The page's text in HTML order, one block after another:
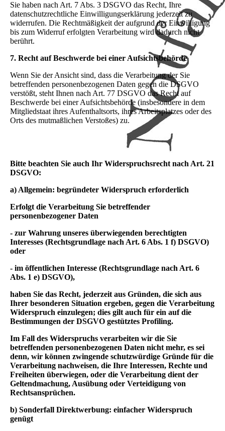
Sie haben nach Art. 7 Abs. 3 DSGVO das Recht, Ihre
datenschutzrechtliche Einwilligungserklärung jederzeit zu
widerrufen. Die Rechtmäßigkeit der aufgrund der Einwilligung
bis zum Widerruf erfolgten Verarbeitung wird dadurch nicht
berührt.
7. Recht auf Beschwerde bei einer Aufsichtsbehörde
Wenn Sie der Ansicht sind, dass die Verarbeitung der Sie
betreffenden personenbezogenen Daten gegen die DSGVO
verstößt, steht Ihnen nach Art. 77 DSGVO das Recht auf
Beschwerde bei einer Aufsichtsbehörde (insbesondere in dem
Mitgliedstaat ihres Aufenthaltsorts, ihres Arbeitsplatzes oder des
Orts des mutmaßlichen Verstoßes) zu.
Bitte beachten Sie auch Ihr Widerspruchsrecht nach Art. 21
DSGVO:
a) Allgemein: begründeter Widerspruch erforderlich
Erfolgt die Verarbeitung Sie betreffender
personenbezogener Daten
- zur Wahrung unseres überwiegenden berechtigten
Interesses (Rechtsgrundlage nach Art. 6 Abs. 1 f) DSGVO)
oder
- im öffentlichen Interesse (Rechtsgrundlage nach Art. 6
Abs. 1 e) DSGVO),
haben Sie das Recht, jederzeit aus Gründen, die sich aus
Ihrer besonderen Situation ergeben, gegen die Verarbeitung
Widerspruch einzulegen; dies gilt auch für ein auf die
Bestimmungen der DSGVO gestütztes Profiling.
Im Fall des Widerspruchs verarbeiten wir die Sie
betreffenden personenbezogenen Daten nicht mehr, es sei
denn, wir können zwingende schutzwürdige Gründe für die
Verarbeitung nachweisen, die Ihre Interessen, Rechte und
Freiheiten überwiegen, oder die Verarbeitung dient der
Geltendmachung, Ausübung oder Verteidigung von
Rechtsansprüchen.
b) Sonderfall Direktwerbung: einfacher Widerspruch
genügt